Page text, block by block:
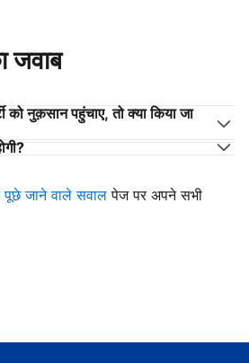
जवाब
को नुक़सान पहुंचाए, तो क्या किया जा
जाने वाले सवाल पेज पर अपने सभी
शुरू करें